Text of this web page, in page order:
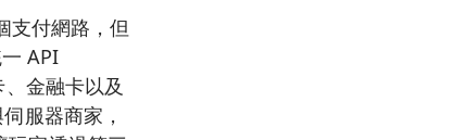
支付網路，但
API
金融卡以及
服器商家，